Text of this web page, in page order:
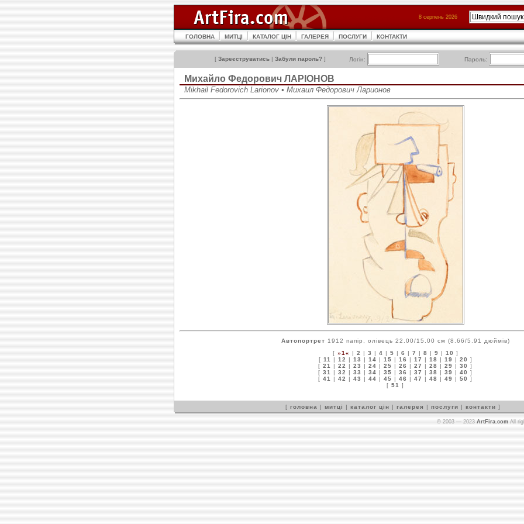
8 серпень 2026
ГОЛОВНА МИТЦІ КАТАЛОГ ЦІН ГАЛЕРЕЯ ПОСЛУГИ КОНТАКТИ
[ Зареєструватись | Забули пароль? ] Логін: Пароль:
Михайло Федорович ЛАРІОНОВ
Mikhail Fedorovich Larionov • Михаил Федорович Ларионов
Автопортрет 1912 папір, олівець 22.00/15.00 см (8.66/5.91 дюймів)
[ »1« | 2 | 3 | 4 | 5 | 6 | 7 | 8 | 9 | 10 ]
[ 11 | 12 | 13 | 14 | 15 | 16 | 17 | 18 | 19 | 20 ]
[ 21 | 22 | 23 | 24 | 25 | 26 | 27 | 28 | 29 | 30 ]
[ 31 | 32 | 33 | 34 | 35 | 36 | 37 | 38 | 39 | 40 ]
[ 41 | 42 | 43 | 44 | 45 | 46 | 47 | 48 | 49 | 50 ]
[ 51 ]
[ головна | митці | каталог цін | галерея | послуги | контакти ]
© 2003 — 2023 ArtFira.com All